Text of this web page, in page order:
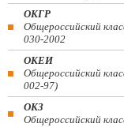
ОКГР
Общероссийский
030-2002
ОКЕИ
Общероссийский
002-97)
ОКЗ
Общероссийский